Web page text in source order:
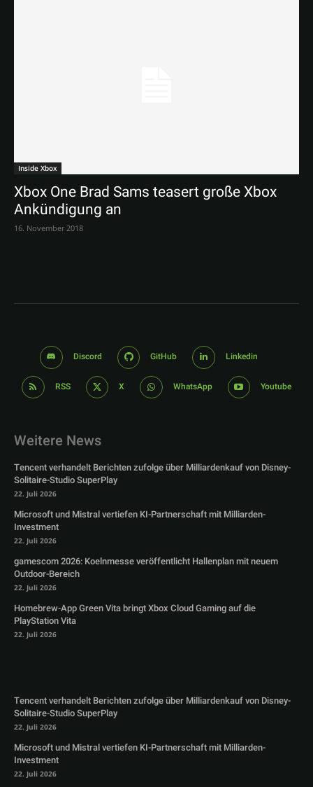
Inside Xbox
Xbox One Brad Sams teasert große Xbox
Ankündigung an
16. November 2018
Discord GitHub Linkedin
RSS X WhatsApp Youtube
Weitere News
Tencent verhandelt Berichten zufolge über Milliardenkauf von Disney-
Solitaire-Studio SuperPlay
22. Juli 2026
Microsoft und Mistral vertiefen KI-Partnerschaft mit Milliarden-
Investment
22. Juli 2026
gamescom 2026: Koelnmesse veröffentlicht Hallenplan mit neuem
Outdoor-Bereich
22. Juli 2026
Homebrew-App Green Vita bringt Xbox Cloud Gaming auf die
PlayStation Vita
22. Juli 2026
Tencent verhandelt Berichten zufolge über Milliardenkauf von Disney-
Solitaire-Studio SuperPlay
22. Juli 2026
Microsoft und Mistral vertiefen KI-Partnerschaft mit Milliarden-
Investment
22. Juli 2026